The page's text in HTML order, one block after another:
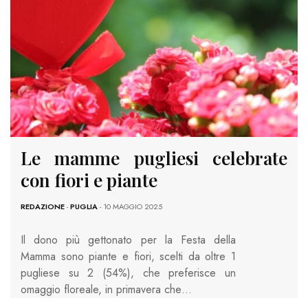
Le mamme pugliesi celebrate
con fiori e piante
REDAZIONE-PUGLIA- 10 MAGGIO 2025
Il dono più gettonato per la Festa della
Mamma sono piante e fiori, scelti da oltre 1
pugliese su 2 (54%), che preferisce un
omaggio floreale, in primavera che…